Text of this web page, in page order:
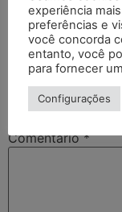
Deixe
O seu endereço
obrigatórios são
Comentário*
experiência
preferências e
você concorda
entanto, você
para fornecer
Configurações